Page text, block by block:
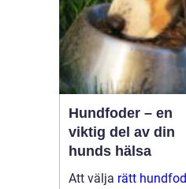
Hundfoder – en
viktig del av din
hunds hälsa
Att välja rätt